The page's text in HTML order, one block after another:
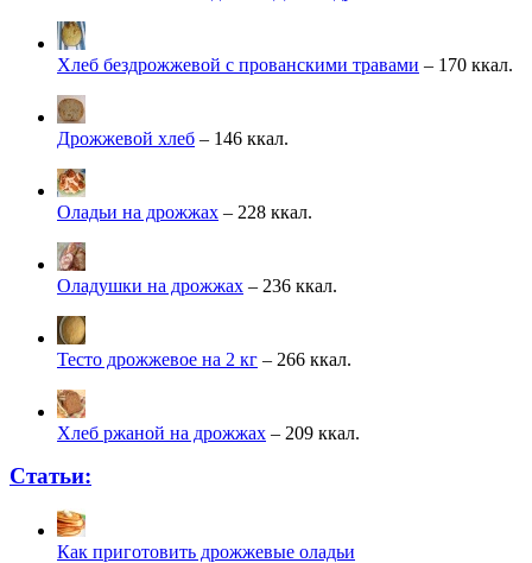
Хлеб бездрожжевой с прованскими травами – 170 ккал.
Дрожжевой хлеб – 146 ккал.
Оладьи на дрожжах – 228 ккал.
Оладушки на дрожжах – 236 ккал.
Тесто дрожжевое на 2 кг – 266 ккал.
Хлеб ржаной на дрожжах – 209 ккал.
Статьи:
Как приготовить дрожжевые оладьи